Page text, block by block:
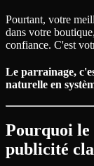
Pourtant, votre
dans votre
confiance. C'est
Le parrainage,
naturelle en
Pourquoi le
publicité